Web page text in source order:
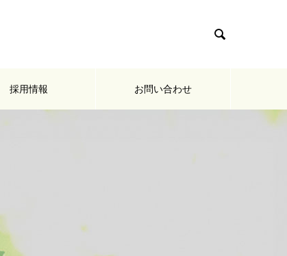

採用情報 お問い合わせ